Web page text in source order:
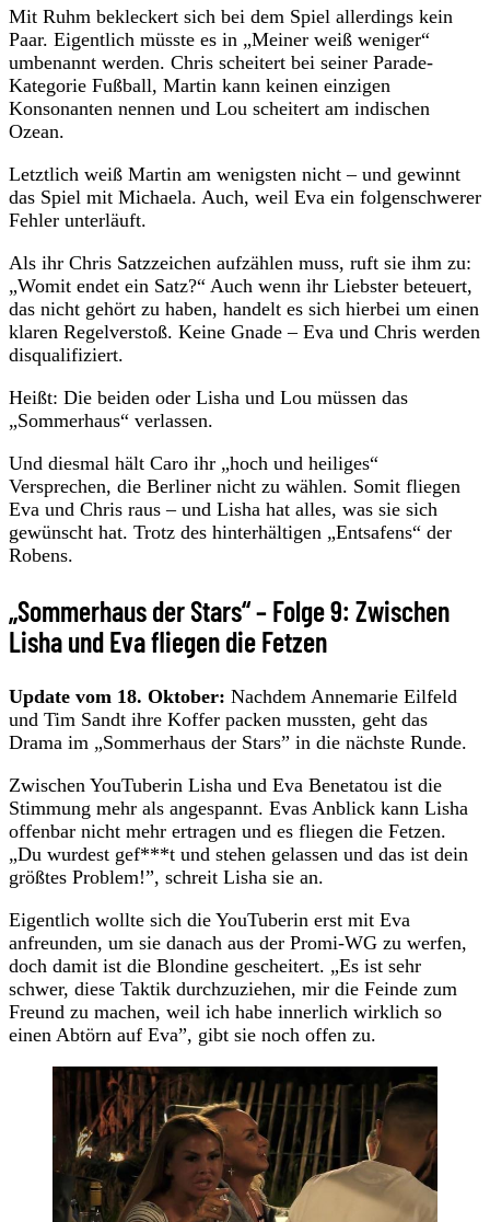
Mit Ruhm bekleckert sich bei dem Spiel allerdings kein
Paar. Eigentlich müsste es in „Meiner weiß weniger“
umbenannt werden. Chris scheitert bei seiner Parade-
Kategorie Fußball, Martin kann keinen einzigen
Konsonanten nennen und Lou scheitert am indischen
Ozean.
Letztlich weiß Martin am wenigsten nicht – und gewinnt
das Spiel mit Michaela. Auch, weil Eva ein folgenschwerer
Fehler unterläuft.
Als ihr Chris Satzzeichen aufzählen muss, ruft sie ihm zu:
„Womit endet ein Satz?“ Auch wenn ihr Liebster beteuert,
das nicht gehört zu haben, handelt es sich hierbei um einen
klaren Regelverstoß. Keine Gnade – Eva und Chris werden
disqualifiziert.
Heißt: Die beiden oder Lisha und Lou müssen das
„Sommerhaus“ verlassen.
Und diesmal hält Caro ihr „hoch und heiliges“
Versprechen, die Berliner nicht zu wählen. Somit fliegen
Eva und Chris raus – und Lisha hat alles, was sie sich
gewünscht hat. Trotz des hinterhältigen „Entsafens“ der
Robens.
„Sommerhaus der Stars“ – Folge 9: Zwischen
Lisha und Eva fliegen die Fetzen
Update vom 18. Oktober: Nachdem Annemarie Eilfeld
und Tim Sandt ihre Koffer packen mussten, geht das
Drama im „Sommerhaus der Stars” in die nächste Runde.
Zwischen YouTuberin Lisha und Eva Benetatou ist die
Stimmung mehr als angespannt. Evas Anblick kann Lisha
offenbar nicht mehr ertragen und es fliegen die Fetzen.
„Du wurdest gef***t und stehen gelassen und das ist dein
größtes Problem!”, schreit Lisha sie an.
Eigentlich wollte sich die YouTuberin erst mit Eva
anfreunden, um sie danach aus der Promi-WG zu werfen,
doch damit ist die Blondine gescheitert. „Es ist sehr
schwer, diese Taktik durchzuziehen, mir die Feinde zum
Freund zu machen, weil ich habe innerlich wirklich so
einen Abtörn auf Eva”, gibt sie noch offen zu.